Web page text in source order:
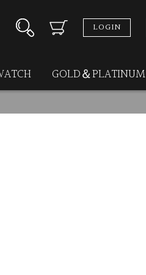
LOGIN
GOLD＆PLATINUM